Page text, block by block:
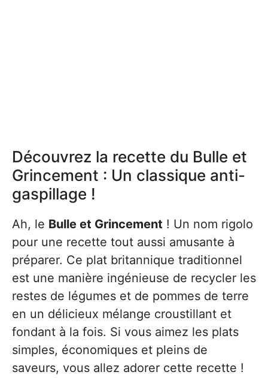
Découvrez la recette du Bulle et
Grincement : Un classique anti-
gaspillage !
Ah, le Bulle et Grincement ! Un nom rigolo
pour une recette tout aussi amusante à
préparer. Ce plat britannique traditionnel
est une manière ingénieuse de recycler les
restes de légumes et de pommes de terre
en un délicieux mélange croustillant et
fondant à la fois. Si vous aimez les plats
simples, économiques et pleins de
saveurs, vous allez adorer cette recette !